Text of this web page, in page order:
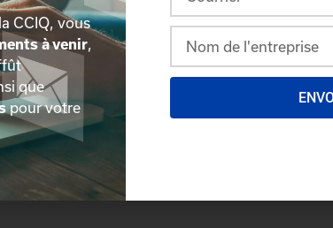
du répertoire via leur espace sécurisé.
inscrits. Vous n'êtes pas membre?
CCIQ, vous
à venir,
que
pour votre